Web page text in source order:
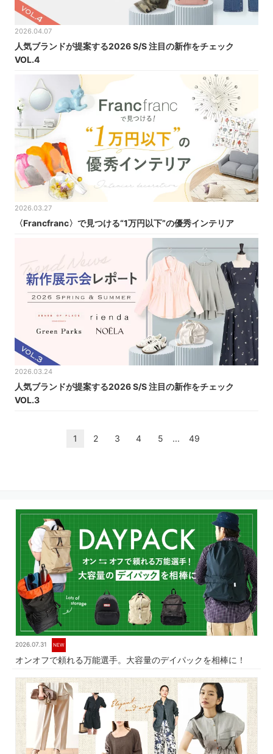
2026.04.07
人気ブランドが提案する2026 S/S 注目の新作をチェック
VOL.4
2026.03.27
〈Francfranc〉で見つける“1万円以下”の優秀インテリア
2026.03.24
人気ブランドが提案する2026 S/S 注目の新作をチェック
VOL.3
1 2 3 4 5 ... 49
2026.07.31 NEW
オンオフで頼れる万能選手。大容量のデイパックを相棒に！